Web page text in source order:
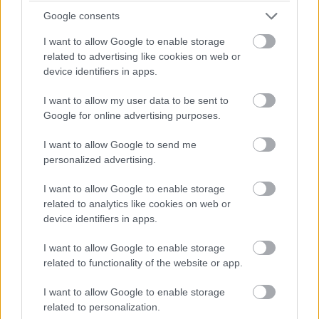
Google consents
I want to allow Google to enable storage
related to advertising like cookies on web or
device identifiers in apps.
I want to allow my user data to be sent to
Google for online advertising purposes.
I want to allow Google to send me
personalized advertising.
I want to allow Google to enable storage
related to analytics like cookies on web or
device identifiers in apps.
I want to allow Google to enable storage
related to functionality of the website or app.
I want to allow Google to enable storage
related to personalization.
Brandon Adler, a játék rendezője azt is elárulta a
Guardian
nek, hogy mivel nagy rajongói egy másik Halo-
fejlesztő, a Bungie munkásságának, azon belül is, a
Destinynek, alaposan kielemezték a játékmenetét, és a
Worlds 2 világával. Mindegyik fegyver eltérő érzetet kelt,
önálló karakterrel bír, és megannyi modul segítségével
teljesen elborult módosításokat is rájuk aggathatunk. A
cél nem az volt, hogy végtelen mennyiségű puska közül
Borderlands 4-ben, hanem hogy minden darabnak
meglegyen a saját szerepe.
Az interjúból megtudhattuk továbbá, hogy ezúttal nem
szakítják meg töltőképernyők a játék folytonosságát,
bármikor átválthatunk belső nézetről külsőre, és vissza.